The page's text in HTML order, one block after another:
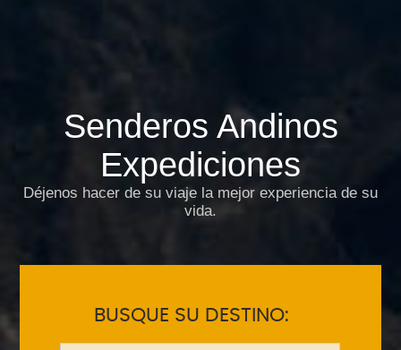
Senderos Andinos
Expediciones
Déjenos hacer de su viaje la mejor experiencia de su
vida.
BUSQUE SU DESTINO: